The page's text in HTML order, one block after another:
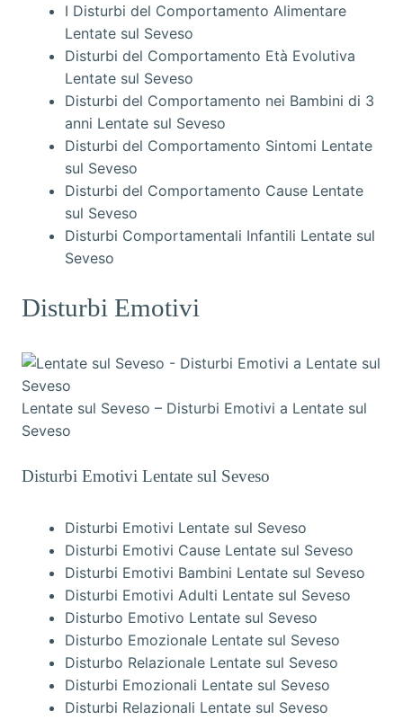
I Disturbi del Comportamento Alimentare
Lentate sul Seveso
Disturbi del Comportamento Età Evolutiva
Lentate sul Seveso
Disturbi del Comportamento nei Bambini di 3
anni Lentate sul Seveso
Disturbi del Comportamento Sintomi Lentate
sul Seveso
Disturbi del Comportamento Cause Lentate
sul Seveso
Disturbi Comportamentali Infantili Lentate sul
Seveso
Disturbi Emotivi
Lentate sul Seveso – Disturbi Emotivi a Lentate sul
Seveso
Disturbi Emotivi Lentate sul Seveso
Disturbi Emotivi Lentate sul Seveso
Disturbi Emotivi Cause Lentate sul Seveso
Disturbi Emotivi Bambini Lentate sul Seveso
Disturbi Emotivi Adulti Lentate sul Seveso
Disturbo Emotivo Lentate sul Seveso
Disturbo Emozionale Lentate sul Seveso
Disturbo Relazionale Lentate sul Seveso
Disturbi Emozionali Lentate sul Seveso
Disturbi Relazionali Lentate sul Seveso